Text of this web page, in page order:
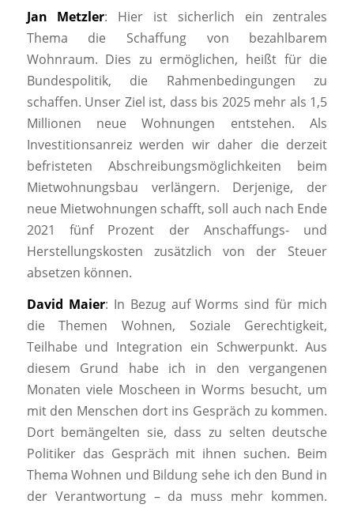
Jan Metzler: Hier ist sicherlich ein zentrales
Thema die Schaffung von bezahlbarem
Wohnraum. Dies zu ermöglichen, heißt für die
Bundespolitik, die Rahmenbedingungen zu
schaffen. Unser Ziel ist, dass bis 2025 mehr als 1,5
Millionen neue Wohnungen entstehen. Als
Investitionsanreiz werden wir daher die derzeit
befristeten Abschreibungsmöglichkeiten beim
Mietwohnungsbau verlängern. Derjenige, der
neue Mietwohnungen schafft, soll auch nach Ende
2021 fünf Prozent der Anschaffungs- und
Herstellungskosten zusätzlich von der Steuer
absetzen können.
David Maier: In Bezug auf Worms sind für mich
die Themen Wohnen, Soziale Gerechtigkeit,
Teilhabe und Integration ein Schwerpunkt. Aus
diesem Grund habe ich in den vergangenen
Monaten viele Moscheen in Worms besucht, um
mit den Menschen dort ins Gespräch zu kommen.
Dort bemängelten sie, dass zu selten deutsche
Politiker das Gespräch mit ihnen suchen. Beim
Thema Wohnen und Bildung sehe ich den Bund in
der Verantwortung – da muss mehr kommen.